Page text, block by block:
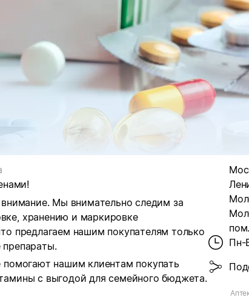
Мы внимательно следим за
хранению и маркировке
предлагаем нашим покупателям только
препараты.
нашим клиентам покупать
с выгодой для семейного бюджета.
Пн-